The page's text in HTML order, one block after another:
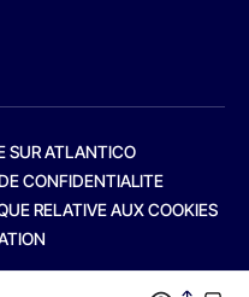
SUR ATLANTICO
CONFIDENTIALITE
RELATIVE AUX COOKIES